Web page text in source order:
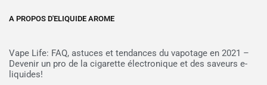
A PROPOS D'ELIQUIDE AROME
Vape Life: FAQ, astuces et tendances du vapotage en 2021 –
Devenir un pro de la cigarette électronique et des saveurs e-
liquides!